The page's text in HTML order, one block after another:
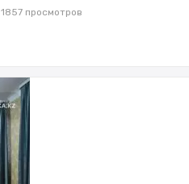
1857 просмотров